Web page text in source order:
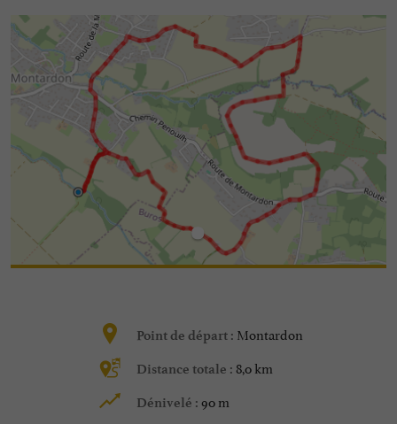
Point de départ : Montardon
Distance totale : 8,0 km
Dénivelé : 90 m